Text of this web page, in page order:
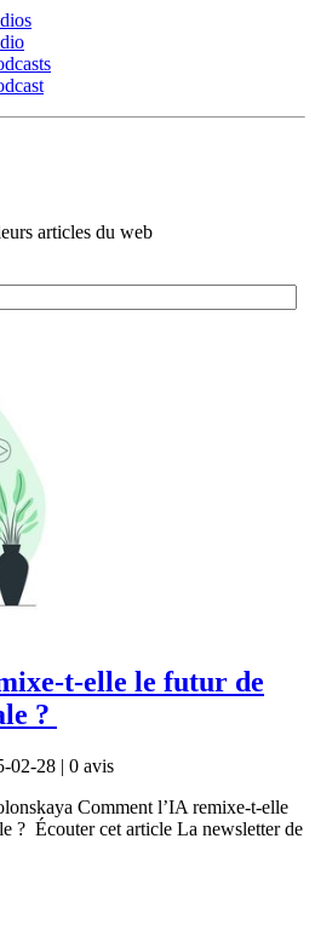
articles du web
t-elle le futur de
?
02-28 | 0 avis
Comment l’IA remixe-t-elle
? Écouter cet article La newsletter de